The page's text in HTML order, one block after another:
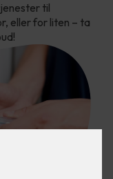
til
eller for liten – ta